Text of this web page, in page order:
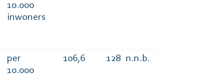
10.000
inwoners
per
10.000
106,6 128 n.n.b.